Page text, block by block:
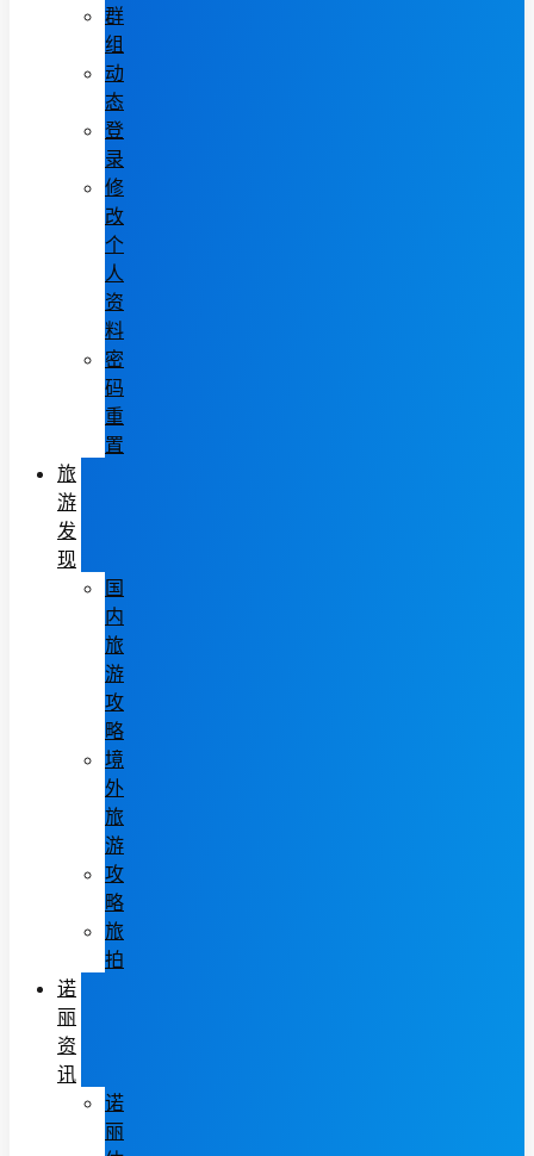
群
组
动
态
登
录
修
改
个
人
资
料
密
码
重
置
旅
游
发
现
国
内
旅
游
攻
略
境
外
旅
游
攻
略
旅
拍
诺
丽
资
讯
诺
丽